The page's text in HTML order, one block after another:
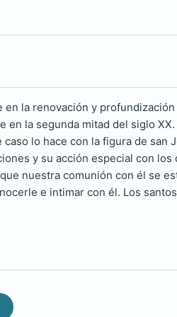
la renovación y profundización
la segunda mitad del siglo
lo hace con la figura de san
y su acción especial con los
nuestra comunión con él se
e intimar con él. Los